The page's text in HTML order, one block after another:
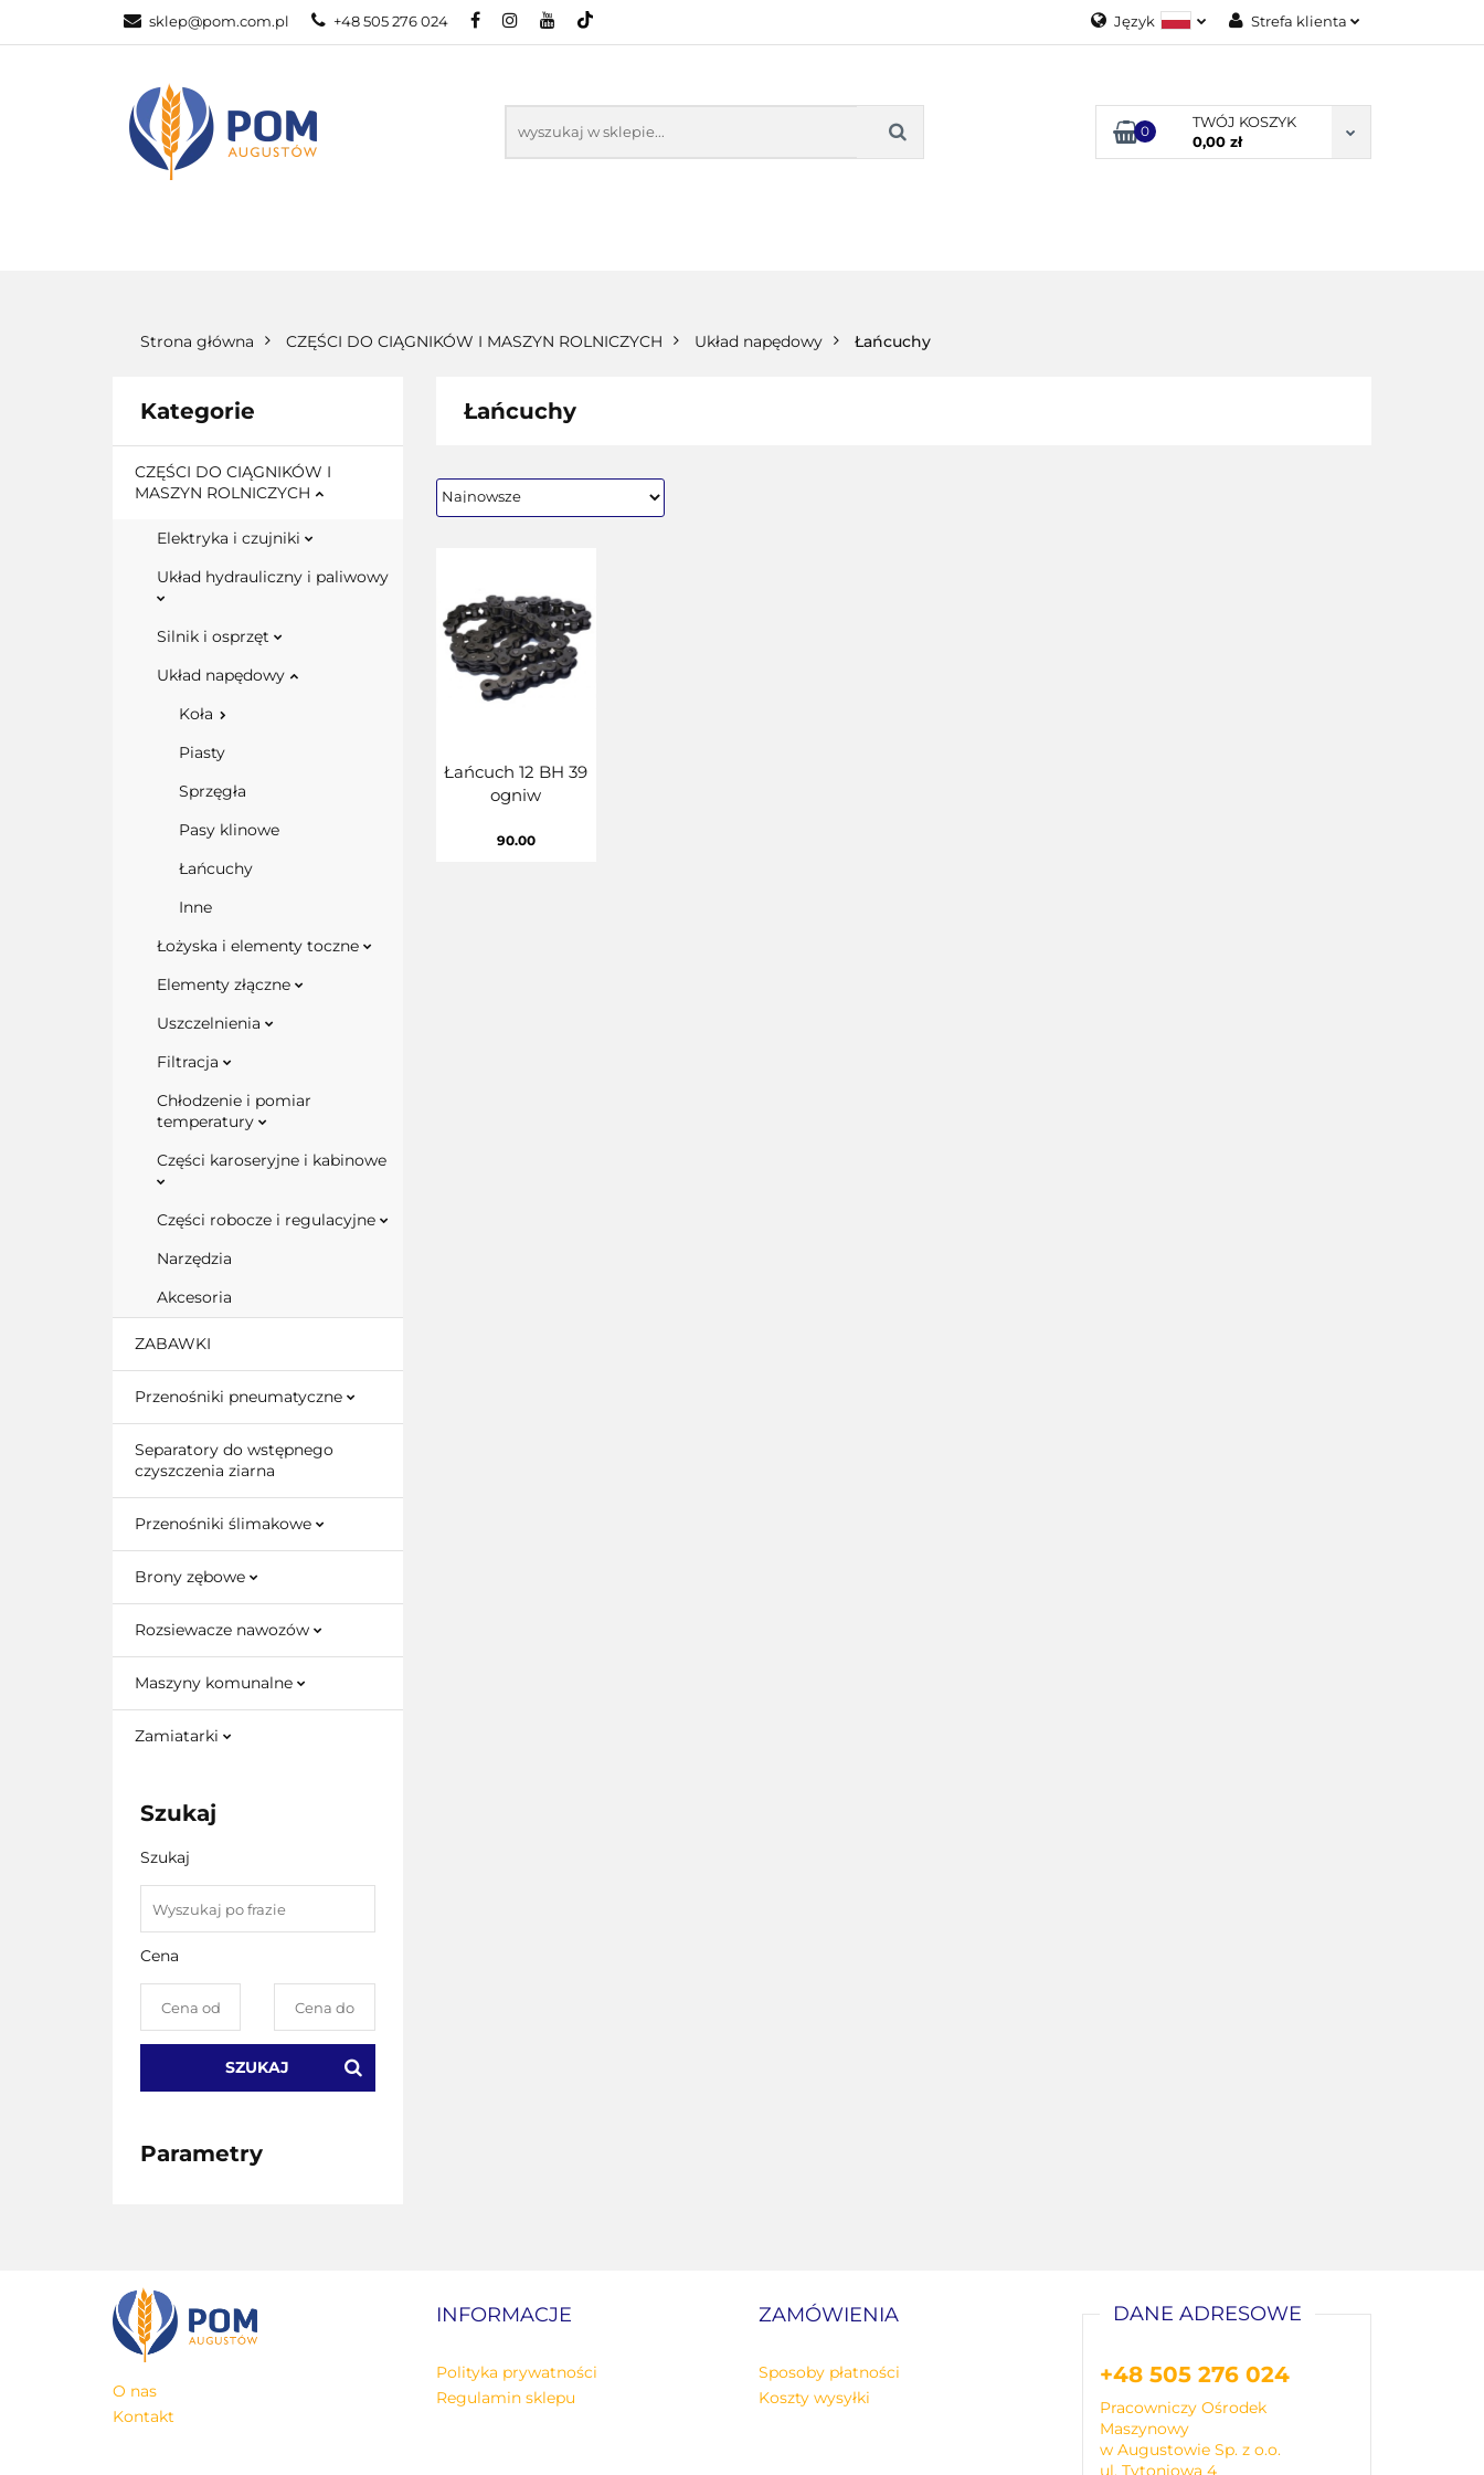
sklep@pom.com.pl +48 505 276 024 Język
English
Strefa klienta
Załóż konto
Dodaj zgłoszenie
0
TWÓJ KOSZYK
0,00 zł
Strona główna CZĘŚCI DO CIĄGNIKÓW I MASZYN ROLNICZYCH Układ napędowy Łańcuchy
Kategorie
CZĘŚCI DO CIĄGNIKÓW I
MASZYN ROLNICZYCH
Elektryka i czujniki
Układ hydrauliczny i paliwowy
Silnik i osprzęt
Układ napędowy
Koła
Piasty
Sprzęgła
Pasy klinowe
Łańcuchy
Inne
Łożyska i elementy toczne
Elementy złączne
Uszczelnienia
Filtracja
Chłodzenie i pomiar
temperatury
Części karoseryjne i kabinowe
Części robocze i regulacyjne
Narzędzia
Akcesoria
ZABAWKI
Przenośniki pneumatyczne
Separatory do wstępnego
czyszczenia ziarna
Przenośniki ślimakowe
Brony zębowe
Rozsiewacze nawozów
Maszyny komunalne
Zamiatarki
Szukaj
Szukaj
Cena
SZUKAJ
Parametry
Łańcuchy
Łańcuch 12 BH 39
ogniw
90.00
O nas
Kontakt
INFORMACJE
Polityka prywatności
Regulamin sklepu
ZAMÓWIENIA
Sposoby płatności
Koszty wysyłki
DANE ADRESOWE
+48 505 276 024
Pracowniczy Ośrodek
Maszynowy
w Augustowie Sp. z o.o.
ul. Tytoniowa 4